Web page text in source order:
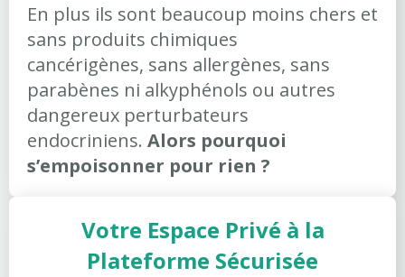
En plus ils sont beaucoup moins chers et
sans produits chimiques
cancérigènes, sans allergènes, sans
parabènes ni alkyphénols ou autres
dangereux perturbateurs
endocriniens. Alors pourquoi
s’empoisonner pour rien ?
Votre Espace Privé à la
Plateforme Sécurisée